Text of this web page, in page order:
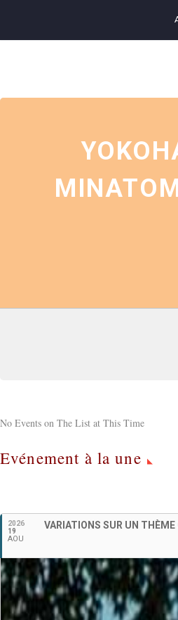
No Events on The List at This Time
Evénement à la une
2026
19
AOU
VARIATIONS SUR UN THÈME